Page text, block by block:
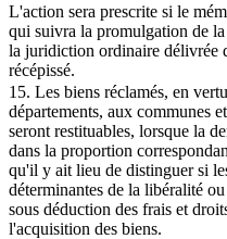
L'action sera prescrite si le
qui suivra la promulgation de
la juridiction ordinaire délivrée
récépissé.
15. Les biens réclamés, en
départements, aux communes
seront restituables, lorsque la
dans la proportion
qu'il y ait lieu de distinguer si
déterminantes de la libéralité
sous déduction des frais et
l'acquisition des biens.